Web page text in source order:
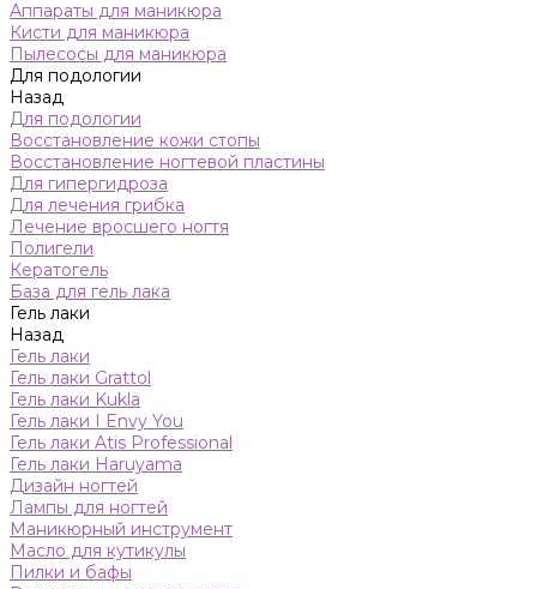
Аппараты для маникюра
Кисти для маникюра
Пылесосы для маникюра
Для подологии
Назад
Для подологии
Восстановление кожи стопы
Восстановление ногтевой пластины
Для гипергидроза
Для лечения грибка
Лечение вросшего ногтя
Полигели
Кератогель
База для гель лака
Гель лаки
Назад
Гель лаки
Гель лаки Grattol
Гель лаки Kukla
Гель лаки I Envy You
Гель лаки Atis Professional
Гель лаки Haruyama
Дизайн ногтей
Лампы для ногтей
Маникюрный инструмент
Масло для кутикулы
Пилки и бафы